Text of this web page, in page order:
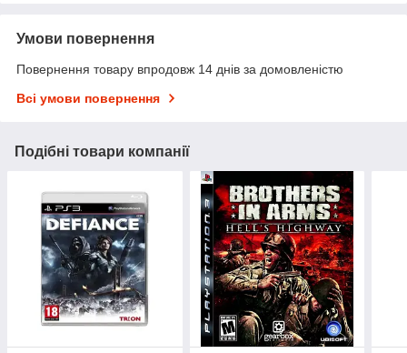
Умови повернення
Повернення товару впродовж 14 днів за домовленістю
Всі умови повернення
Подібні товари компанії